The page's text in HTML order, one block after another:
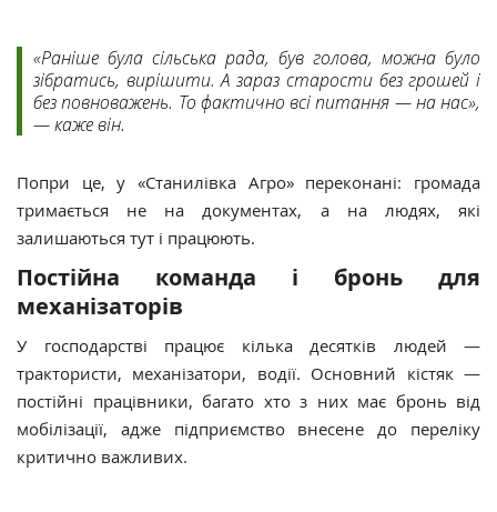
«Раніше була сільська рада, був голова, можна було
зібратись, вирішити. А зараз старости без грошей і
без повноважень. То фактично всі питання — на нас»,
— каже він.
Попри це, у «Станилівка Агро» переконані: громада
тримається не на документах, а на людях, які
залишаються тут і працюють.
Постійна команда і бронь для
механізаторів
У господарстві працює кілька десятків людей —
трактористи, механізатори, водії. Основний кістяк —
постійні працівники, багато хто з них має бронь від
мобілізації, адже підприємство внесене до переліку
критично важливих.